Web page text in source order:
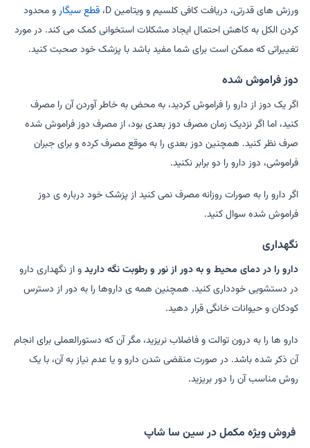
ورزش های قدرتی، دریافت کافی کلسیم و ویتامین D،
قطع سیگارو محدود
کردن الکل به کاهش احتمال ایجاد مشکلات استخوانی کمک می کند. در مورد
تغییراتی که ممکن است برای شما مفید باشد با پزشک خود صحبت کنید.
دوز فراموش شده
اگر یک دوز از دارو را فراموش کردید، به محض به خاطر آوردن آن را مصرف
کنید، اما اگر نزدیک زمان مصرف دوز بعدی بود، از مصرف دوز فراموش شده
صرف نظر کنید. همچنین دوز بعدی را به موقع مصرف کرده و برای جبران
فراموشی، دوز دارو را دو برابر نکنید.
اگر دارو را به صورات روزانه مصرف نمی کنید از پزشک خود درباره ی دوز
فراموش شده سوال کنید.
نگهداری
دارو را در دمای محیط و به دور از نور و رطوبت نگه داریدو از نگهداری دارو
در دستشویی خودداری کنید. همچنین همه ی داروها را به دور از دسترس
کودکان و حیوانات خانگی قرار دهید.
دارو ها را به درون توالت و فاضلاب نریزید، مگر آن که دستورالعملی برای انجام
آن ذکر شده باشد. در صورت منقضی شدن دارو و یا عدم نیاز به آن، با یک
روش مناسب آن را دور بریزید.
فروش ویژه مکمل در سین سا شاپ